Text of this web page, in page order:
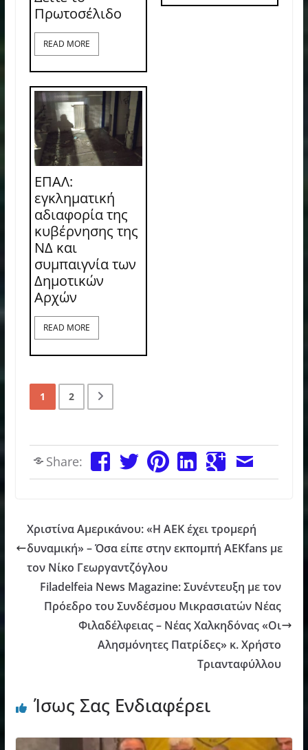
Πρωτοσέλιδο
READ MORE
ΕΠΑΛ:
εγκληματική
αδιαφορία της
κυβέρνησης της
ΝΔ και
συμπαιγνία των
Δημοτικών
Αρχών
READ MORE
1 2
Share:
Χριστίνα Αμερικάνου: «Η ΑΕΚ έχει τρομερή
δυναμική» – Όσα είπε στην εκπομπή AEKfans με
τον Νίκο Γεωργαντζόγλου
Filadelfeia News Magazine: Συνέντευξη με τον
Πρόεδρο του Συνδέσμου Μικρασιατών Νέας
Φιλαδέλφειας – Νέας Χαλκηδόνας «Οι
Αλησμόνητες Πατρίδες» κ. Χρήστο
Τριανταφύλλου
Ίσως Σας Ενδιαφέρει